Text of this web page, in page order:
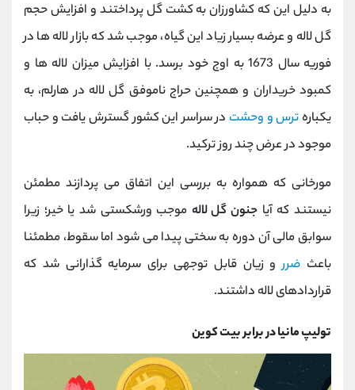
به دلیل این که کشاورزان به کشت گل پرداختند و افزایش حجم
گل لاله و عرضه بسیار زیاد این گیاه، موجب شد که بازار لاله ها در
فوریه سال 1673 به اوج خود برسد. با افزایش میزان لاله ها و
کمبود خریداران و همچنین حراج ناموفق گل لاله در هارلم، به
یکبارهترس و وحشت در سراسر این کشور گسترش یافت و حباب
موجود در عرض چند روز ترکید.
مورخانی که همواره به بررسی این اتفاق می پردازند مطمئن
نیستند که آیا جنون گل لاله موجب ورشکستی شد یا خیر؛ زیرا
سوابق مالی آن دوره به سختی پیدا می شود اما سقوط، مطمئنا
باعث ضررو زیان قابل توجهی برای سرمایه ‌گذارانی شد که
قراردادهای لاله داشتند.
تولیپ مانیا در برابر بیت کوین